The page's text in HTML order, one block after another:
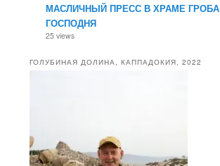
МАСЛИЧНЫЙ ПРЕСС В ХРАМЕ ГРОБА
ГОСПОДНЯ
25 views
ГОЛУБИНАЯ ДОЛИНА, КАППАДОКИЯ, 2022